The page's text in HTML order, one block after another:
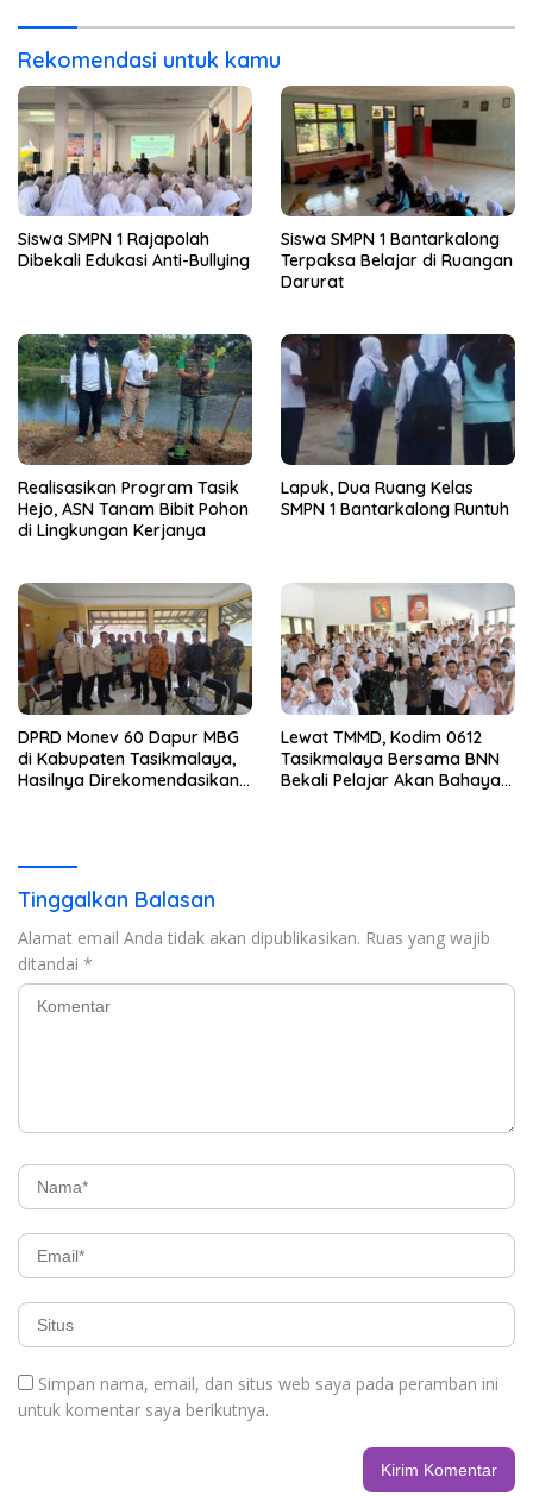
Rekomendasi untuk kamu
Siswa SMPN 1 Rajapolah
Dibekali Edukasi Anti-Bullying
Siswa SMPN 1 Bantarkalong
Terpaksa Belajar di Ruangan
Darurat
Realisasikan Program Tasik
Hejo, ASN Tanam Bibit Pohon
di Lingkungan Kerjanya
Lapuk, Dua Ruang Kelas
SMPN 1 Bantarkalong Runtuh
DPRD Monev 60 Dapur MBG
di Kabupaten Tasikmalaya,
Hasilnya Direkomendasikan
Lewat TMMD, Kodim 0612
Tasikmalaya Bersama BNN
Bekali Pelajar Akan Bahaya
Tinggalkan Balasan
Alamat email Anda tidak akan dipublikasikan. Ruas yang wajib
ditandai *
Simpan nama, email, dan situs web saya pada peramban ini
untuk komentar saya berikutnya.